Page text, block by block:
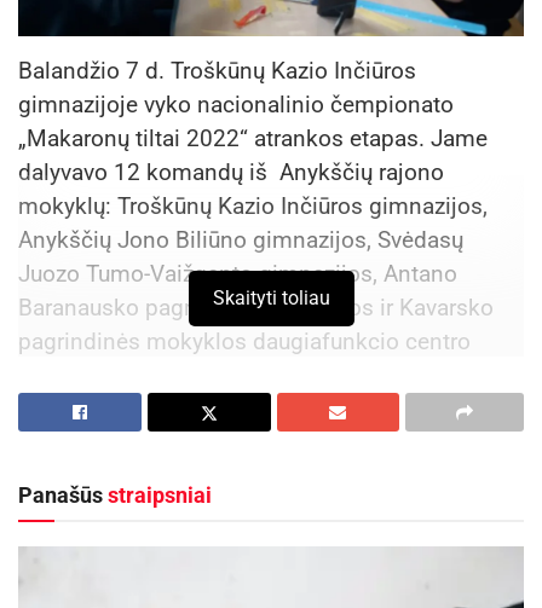
Balandžio 7 d. Troškūnų Kazio Inčiūros
gimnazijoje vyko nacionalinio čempionato
„Makaronų tiltai 2022“ atrankos etapas. Jame
dalyvavo 12 komandų iš Anykščių rajono
mokyklų: Troškūnų Kazio Inčiūros gimnazijos,
Anykščių Jono Biliūno gimnazijos, Svėdasų
Juozo Tumo-Vaižganto gimnazijos, Antano
Baranausko pagrindinės mokyklos ir Kavarsko
pagrindinės mokyklos daugiafunkcio centro
Renginio pradžioje visus dalyvius pasveikino
Palikevičienė, kuri palinkėjo mokiniams tapti
Skaityti toliau
Panašūsstraipsniai